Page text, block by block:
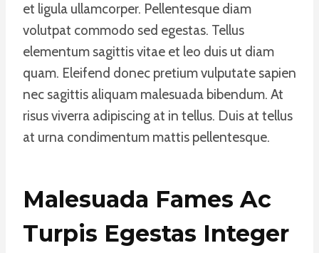
et ligula ullamcorper. Pellentesque diam
volutpat commodo sed egestas. Tellus
elementum sagittis vitae et leo duis ut diam
quam. Eleifend donec pretium vulputate sapien
nec sagittis aliquam malesuada bibendum. At
risus viverra adipiscing at in tellus. Duis at tellus
at urna condimentum mattis pellentesque.
Malesuada Fames Ac
Turpis Egestas Integer